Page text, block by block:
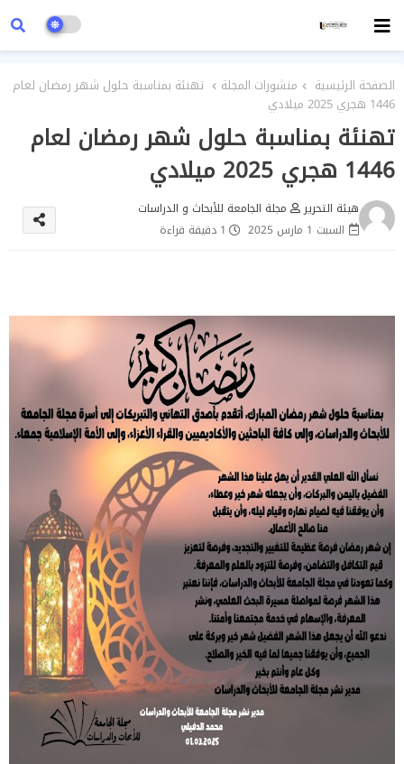
الصفحة الرئيسية منشورات المجلة
تهنئة بمناسبة حلول شهر رمضان لعام
1446 هجري 2025 ميلادي
تهنئة بمناسبة حلول شهر رمضان لعام
1446 هجري 2025 ميلادي
هيئة التحرير
مجلة الجامعة للأبحاث و الدراسات
السبت 1 مارس 2025
1 دقيقة قراءة